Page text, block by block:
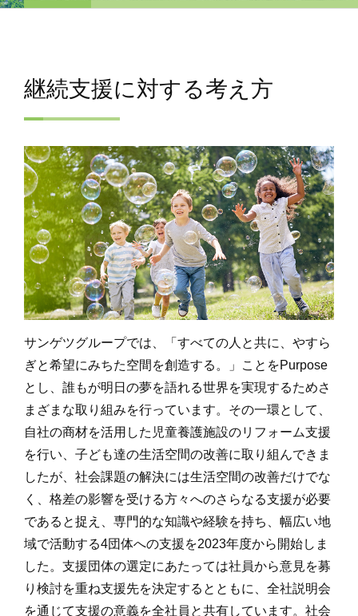
継続支援に対する考え方
サンゲツグループでは、「すべての人と共に、やすら
ぎと希望にみちた空間を創造する。」ことをPurpose
とし、誰もが明日の夢を語れる世界を実現するためさ
まざまな取り組みを行っています。その一環として、
自社の商材を活用した児童養護施設のリフォーム支援
を行い、子ども達の生活空間の改善に取り組んできま
したが、社会課題の解決には生活空間の改善だけでな
く、格差の影響を受ける方々へのさらなる支援が必要
であると捉え、専門的な知識や経験を持ち、幅広い地
域で活動する4団体への支援を2023年度から開始しま
した。支援団体の選定にあたっては社員から意見を募
り検討を重ね支援先を決定するとともに、全社説明会
を通じて支援の意義を全社員と共有しています。社会